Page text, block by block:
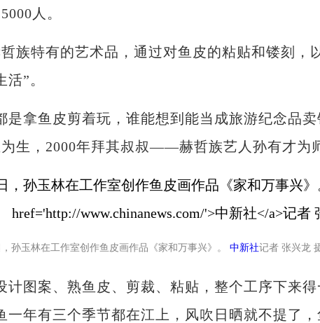
人。
特有的艺术品，通过对鱼皮的粘贴和镂刻，
”。
拿鱼皮剪着玩，谁能想到能当成旅游纪念品卖
生，2000年拜其叔叔——赫哲族艺人孙有才为
，孙玉林在工作室创作鱼皮画作品《家和万事兴》。 中新社记者 张兴龙
图案、熟鱼皮、剪裁、粘贴，整个工序下来得
一年有三个季节都在江上，风吹日晒就不提了